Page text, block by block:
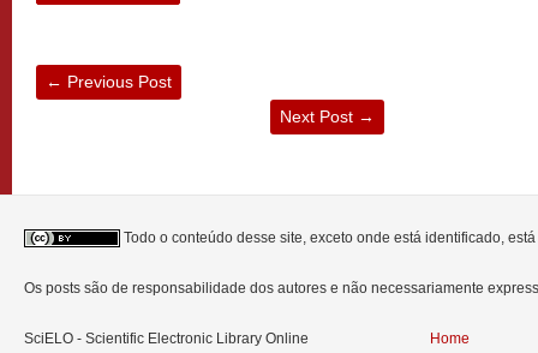
← Previous Post
Next Post →
Todo o conteúdo desse site, exceto onde está identificado,
Os posts são de responsabilidade dos autores e não necessariamente
SciELO - Scientific Electronic Library Online
Home